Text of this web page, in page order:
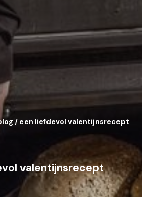
valentijnsrecept
/ een liefdevol valentijnsrecept